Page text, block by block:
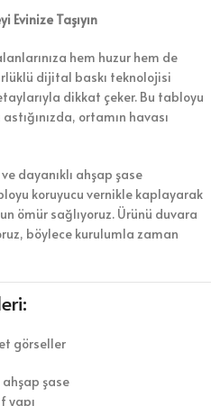
Taşıyın
hem huzur hem de
dijital baskı teknolojisi
dikkat çeker. Bu tabloyu
ortamın havası
dayanıklı ahşap şase
koruyucu vernikle kaplayarak
ömür sağlıyoruz. Ürünü duvara
böylece kurulumla zaman
görseller
ahşap şase
yapı